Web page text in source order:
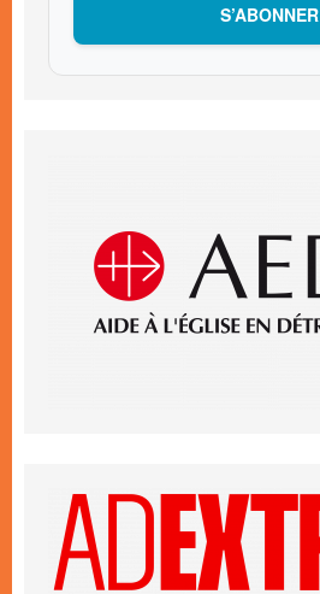
S’ABONNER